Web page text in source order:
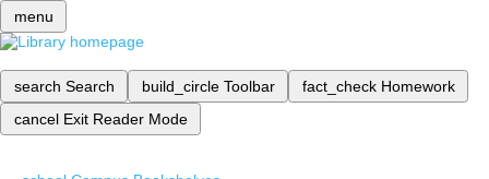
menu
search Search build_circle Toolbar fact_check Homework
cancel Exit Reader Mode